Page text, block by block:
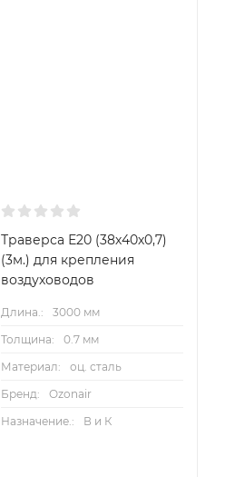
Траверса Е20 (38х40х0,7)
(3м.) для крепления
воздуховодов
Длина.:
3000 мм
Толщина:
0.7 мм
Материал:
оц. сталь
Бренд:
Ozonair
Назначение.:
В и К